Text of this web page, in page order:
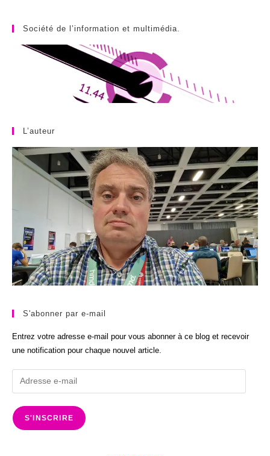
Société de l’information et multimédia.
L’auteur
S'abonner par e-mail
Entrez votre adresse e-mail pour vous abonner à ce blog et recevoir
une notification pour chaque nouvel article.
Adresse
e-
mail
S'INSCRIRE